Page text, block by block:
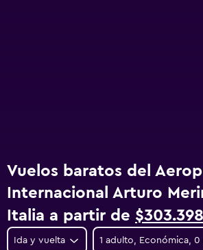
Vuelos baratos del
Internacional Arturo
Italia a partir de $303.398
Ida y vuelta 1 adulto, Económica, 0